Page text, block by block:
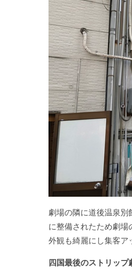
劇場の隣に道後温泉別
に整備されたため劇
外観も綺麗にし集客ア
四国最後のストリッ